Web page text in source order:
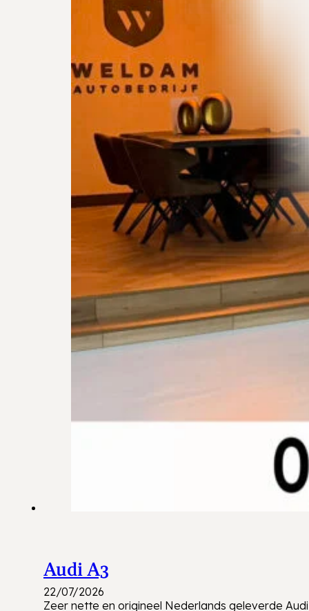
Audi A3
22/07/2026
Zeer nette en origineel Nederlands geleverde